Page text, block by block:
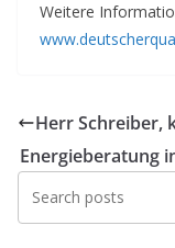
Weitere
Herr Schreiber,
Energieberatung